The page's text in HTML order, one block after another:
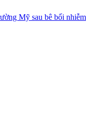
Mỹ sau bê bối nhiễm